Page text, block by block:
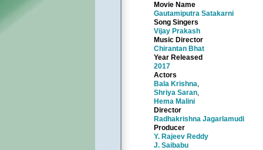
Movie Name
Gautamiputra Satakarni
Song Singers
Vijay Prakash
Music Director
Chirantan Bhat
Year Released
2017
Actors
Bala Krishna,
Shriya Saran,
Hema Malini
Director
Radhakrishna Jagarlamudi
Producer
Y. Rajeev Reddy
J. Saibabu